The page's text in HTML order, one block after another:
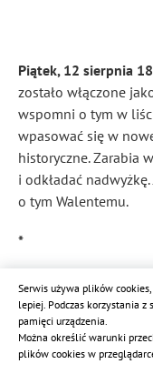
Piątek, 12 sierpnia
zostało włączone
wspomni o tym w
wpasować się w
historyczne. Zarabia
i odkładać
o tym Walentemu.
*
Obóz wojskowy w
i wiatr o prędkości
Chociaż świt
rano na zewnątrz
Serwis używa plików
lepiej. Podczas korzystania
pamięci urządzenia.
Można określić warunki
plików cookies w